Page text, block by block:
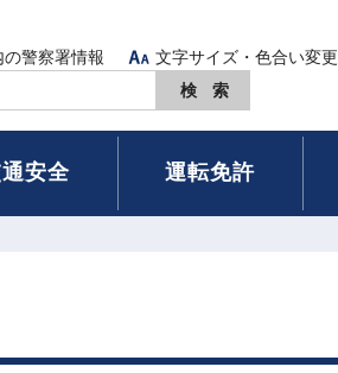
の警察署情報 文字サイズ・色合い変更
安全 運転免許